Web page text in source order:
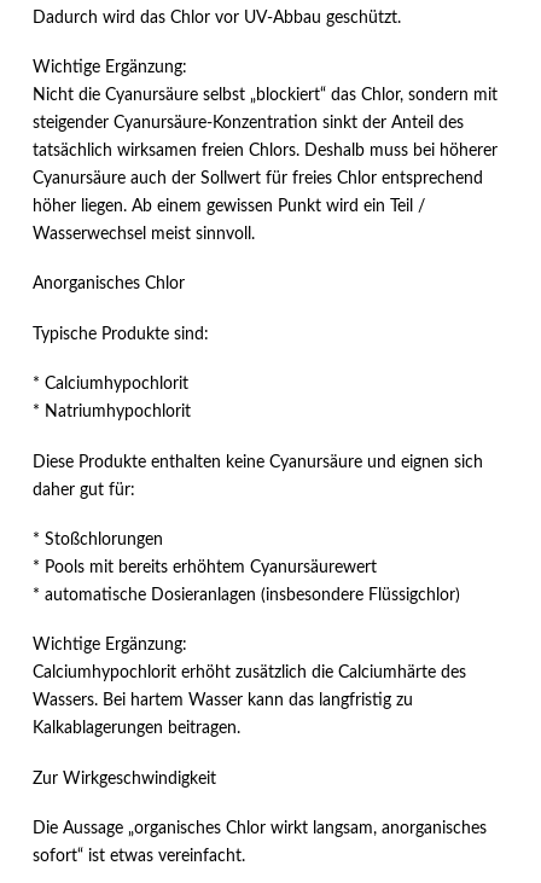
Dadurch wird das Chlor vor UV-Abbau geschützt.
Wichtige Ergänzung:
Nicht die Cyanursäure selbst „blockiert“ das Chlor, sondern mit
steigender Cyanursäure-Konzentration sinkt der Anteil des
tatsächlich wirksamen freien Chlors. Deshalb muss bei höherer
Cyanursäure auch der Sollwert für freies Chlor entsprechend
höher liegen. Ab einem gewissen Punkt wird ein Teil /
Wasserwechsel meist sinnvoll.
Anorganisches Chlor
Typische Produkte sind:
* Calciumhypochlorit
* Natriumhypochlorit
Diese Produkte enthalten keine Cyanursäure und eignen sich
daher gut für:
* Stoßchlorungen
* Pools mit bereits erhöhtem Cyanursäurewert
* automatische Dosieranlagen (insbesondere Flüssigchlor)
Wichtige Ergänzung:
Calciumhypochlorit erhöht zusätzlich die Calciumhärte des
Wassers. Bei hartem Wasser kann das langfristig zu
Kalkablagerungen beitragen.
Zur Wirkgeschwindigkeit
Die Aussage „organisches Chlor wirkt langsam, anorganisches
sofort“ ist etwas vereinfacht.